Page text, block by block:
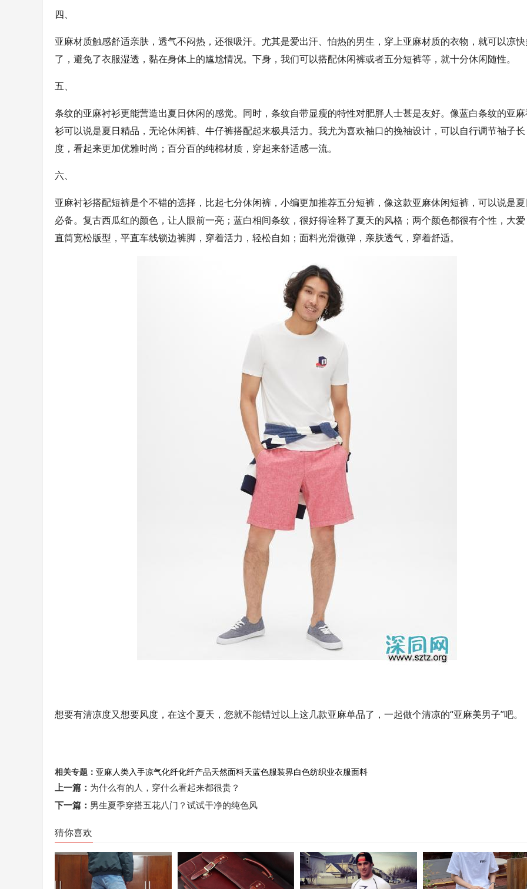
四、
亚麻材质触感舒适亲肤，透气不闷热，还很吸汗。尤其是爱出汗、怕热的男生，穿上亚麻材质的衣物，就可以凉快
了，避免了衣服湿透，黏在身体上的尴尬情况。下身，我们可以搭配休闲裤或者五分短裤等，就十分休闲随性。
五、
条纹的亚麻衬衫更能营造出夏日休闲的感觉。同时，条纹自带显瘦的特性对肥胖人士甚是友好。像蓝白条纹的亚
衫可以说是夏日精品，无论休闲裤、牛仔裤搭配起来极具活力。我尤为喜欢袖口的挽袖设计，可以自行调节袖子长
度，看起来更加优雅时尚；百分百的纯棉材质，穿起来舒适感一流。
六、
亚麻衬衫搭配短裤是个不错的选择，比起七分休闲裤，小编更加推荐五分短裤，像这款亚麻休闲短裤，可以说是夏
必备。复古西瓜红的颜色，让人眼前一亮；蓝白相间条纹，很好得诠释了夏天的风格；两个颜色都很有个性，大爱
直筒宽松版型，平直车线锁边裤脚，穿着活力，轻松自如；面料光滑微弹，亲肤透气，穿着舒适。
想要有清凉度又想要风度，在这个夏天，您就不能错过以上这几款亚麻单品了，一起做个清凉的“亚麻美男子”吧。
相关专题： 亚麻人类入手凉气化纤化纤产品天然面料天蓝色服装界白色纺织业衣服面料
上一篇： 为什么有的人，穿什么看起来都很贵？
下一篇： 男生夏季穿搭五花八门？试试干净的纯色风
猜你喜欢